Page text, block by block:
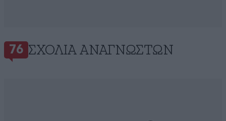
76 ΣΧΌΛΙΑ ΑΝΑΓΝΩΣΤΏΝ